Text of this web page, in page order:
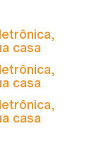
casa
casa
casa